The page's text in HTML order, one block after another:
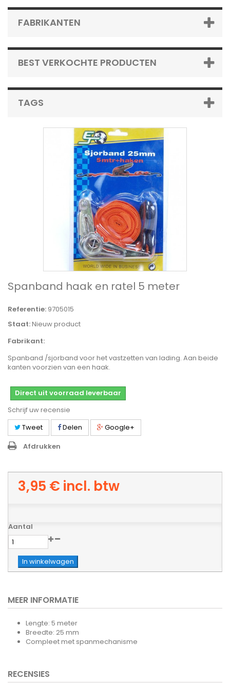
FABRIKANTEN
BEST VERKOCHTE PRODUCTEN
TAGS
Spanband haak en ratel 5 meter
Referentie: 9705015
Staat:Nieuw product
Fabrikant:
Spanband /sjorband voor het vastzetten van lading. Aan beide
kanten voorzien van een haak.
Direct uit voorraad leverbaar
Schrijf uw recensie
Tweet
Delen
Google+
Afdrukken
3,95 € incl. btw
Aantal
In winkelwagen
MEER INFORMATIE
Lengte: 5 meter
Breedte: 25 mm
Compleet met spanmechanisme
RECENSIES